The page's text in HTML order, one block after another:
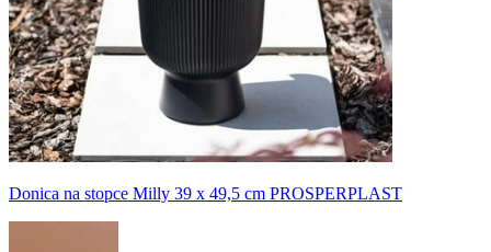
Donica na stopce Milly 39 x 49,5 cm PROSPERPLAST